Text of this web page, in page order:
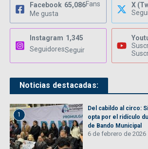
Facebook 65,086Fans
Me gusta
X
Instagram 1,345
SeguidoresSeguir
Noticias destacadas:
1
Del cabildo al circo:
opta por el ridículo
de Bando Municipal
6 de febrero de 2026